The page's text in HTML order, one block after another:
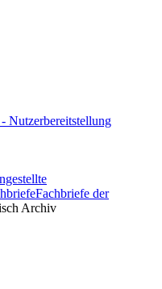
Nutzerbereitstellung
Fachbriefe der
Archiv